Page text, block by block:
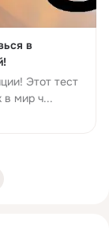
в
Этот тест
в мир ч...